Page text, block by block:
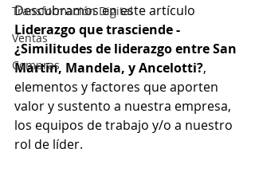
Transformación Digital
Ventas
Compras
Descubramos en este artículo
Liderazgo que trasciende -
¿Similitudes de liderazgo entre San
Martín, Mandela, y Ancelotti?,
elementos y factores que aporten
valor y sustento a nuestra empresa,
los equipos de trabajo y/o a nuestro
rol de líder.